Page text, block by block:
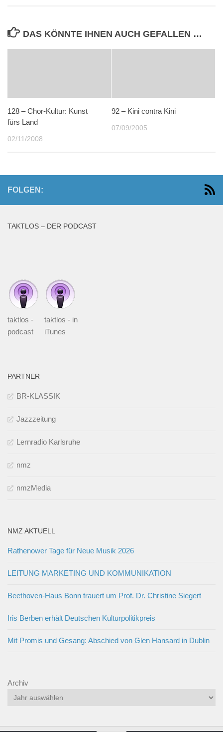
DAS KÖNNTE IHNEN AUCH GEFALLEN …
128 – Chor-Kultur: Kunst
fürs Land
02/11/2008
92 – Kini contra Kini
07/09/2005
FOLGEN:
TAKTLOS – DER PODCAST
taktlos -
podcast
taktlos - in
iTunes
PARTNER
BR-KLASSIK
Jazzzeitung
Lernradio Karlsruhe
nmz
nmzMedia
NMZ AKTUELL
Rathenower Tage für Neue Musik 2026
LEITUNG MARKETING UND KOMMUNIKATION
Beethoven-Haus Bonn trauert um Prof. Dr. Christine Siegert
Iris Berben erhält Deutschen Kulturpolitikpreis
Mit Promis und Gesang: Abschied von Glen Hansard in Dublin
Archiv